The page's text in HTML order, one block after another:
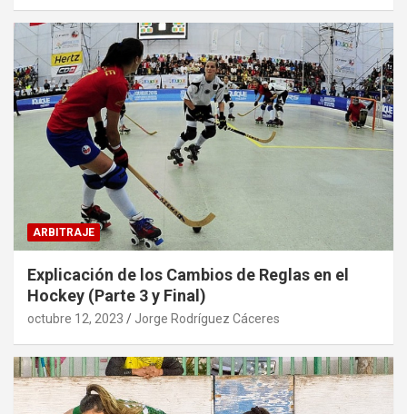
ARBITRAJE
Explicación de los Cambios de Reglas en el
Hockey (Parte 3 y Final)
octubre 12, 2023 Jorge Rodríguez Cáceres